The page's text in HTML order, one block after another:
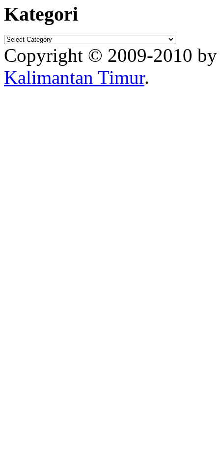
Kategori
Copyright © 2009-2010
Kalimantan Timur.